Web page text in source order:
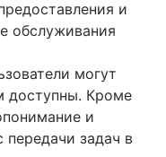
ИТ-услуг?
услуг
ITSM-
ИТ-услуг
и
обслуживания
могут
доступны. Кроме
и
передачи задач в